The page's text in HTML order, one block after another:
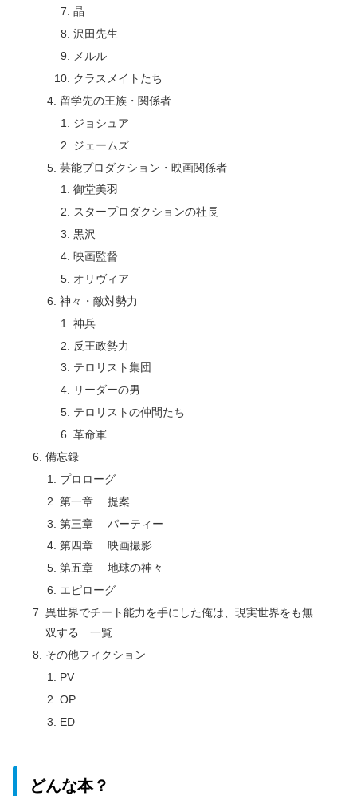
晶
沢田先生
メルル
クラスメイトたち
留学先の王族・関係者
ジョシュア
ジェームズ
芸能プロダクション・映画関係者
御堂美羽
スタープロダクションの社長
黒沢
映画監督
オリヴィア
神々・敵対勢力
神兵
反王政勢力
テロリスト集団
リーダーの男
テロリストの仲間たち
革命軍
備忘録
プロローグ
第一章 提案
第三章 パーティー
第四章 映画撮影
第五章 地球の神々
エピローグ
異世界でチート能力を手にした俺は、現実世界をも無
双する 一覧
その他フィクション
PV
OP
ED
どんな本？